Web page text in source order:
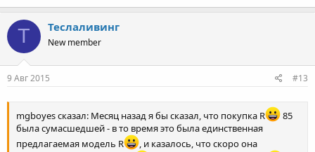
Т Теслаливинг
New member
9 Авг 2015 #13
mgboyes сказал: Месяц назад я бы сказал, что покупка R
85
была сумасшедшей - в то время это была единственная
предлагаемая модель R
, и казалось, что скоро она